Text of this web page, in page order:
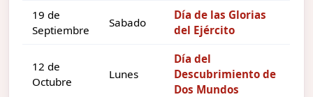
19 de
Septiembre
Sabado
Día de las Glorias
del Ejército
12 de
Octubre
Lunes
Día del
Descubrimiento de
Dos Mundos